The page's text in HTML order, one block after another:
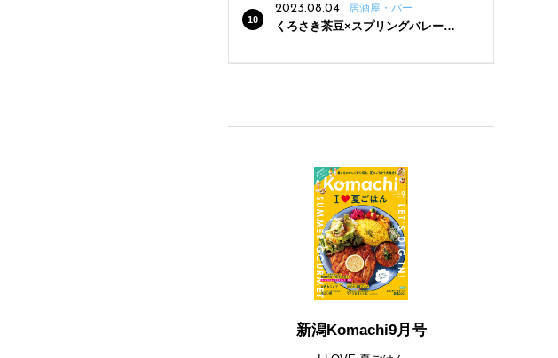
2023.08.04
居酒屋・バー
くろさき茶豆×スプリングバレー豊
新潟Komachi9月号